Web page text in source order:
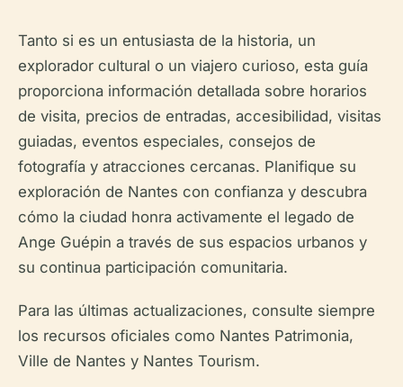
Tanto si es un entusiasta de la historia, un
explorador cultural o un viajero curioso, esta guía
proporciona información detallada sobre horarios
de visita, precios de entradas, accesibilidad, visitas
guiadas, eventos especiales, consejos de
fotografía y atracciones cercanas. Planifique su
exploración de Nantes con confianza y descubra
cómo la ciudad honra activamente el legado de
Ange Guépin a través de sus espacios urbanos y
su continua participación comunitaria.
Para las últimas actualizaciones, consulte siempre
los recursos oficiales como Nantes Patrimonia,
Ville de Nantes y Nantes Tourism.